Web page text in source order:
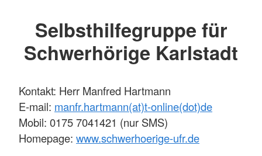
Selbsthilfegruppe für
Schwerhörige Karlstadt
Kontakt: Herr Manfred Hartmann
E-mail: manfr.hartmann(at)t-online(dot)de
Mobil: 0175 7041421 (nur SMS)
Homepage: www.schwerhoerige-ufr.de